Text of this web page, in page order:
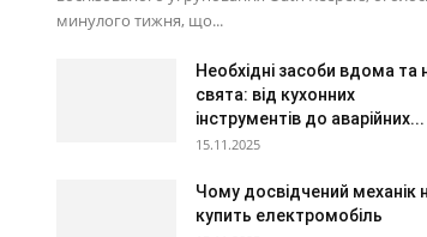
минулого тижня, що...
Необхідні засоби вдома та
свята: від кухонних
інструментів до аварійних...
15.11.2025
Чому досвідчений механік
купить електромобіль